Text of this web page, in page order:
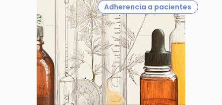
Adherencia a pacientes